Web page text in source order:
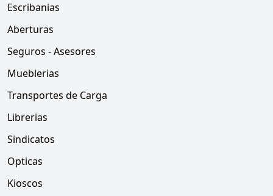
Escribanias
Aberturas
Seguros - Asesores
Mueblerias
Transportes de Carga
Librerias
Sindicatos
Opticas
Kioscos